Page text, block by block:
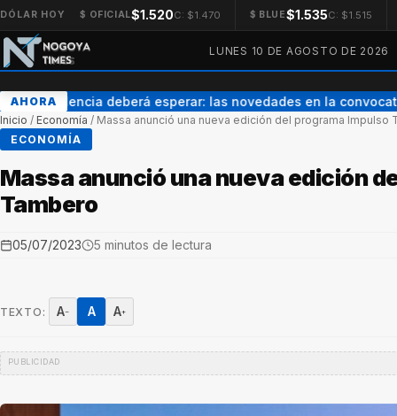
DÓLAR HOY $ OFICIAL$1.520C: $1.470 $ BLUE$1.535C: $1.515
LUNES 10 DE AGOSTO DE 2026
AHORAValencia deberá esperar: las novedades en la
Inicio / Economía / Massa anunció una nueva edición del programa Impulso
ECONOMÍA
Massa anunció una nueva edición
Tambero
05/07/2023 5 minutos de lectura
TEXTO: A− A A+